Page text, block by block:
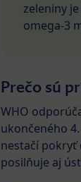
zeleniny
omega-3
Prečo sú
WHO
ukončeného
nestačí pokryť
posilňuje aj